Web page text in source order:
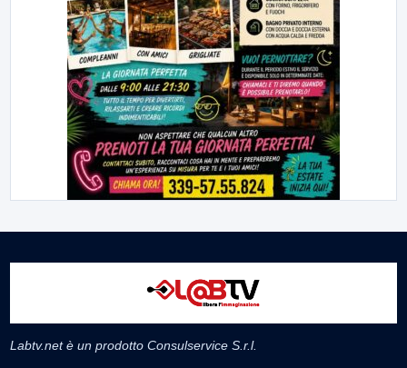
Labtv.net è un prodotto Consulservice S.r.l.